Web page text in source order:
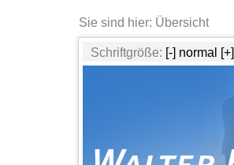
Sie sind hier: Übersicht
Schriftgröße: [-] normal [+]